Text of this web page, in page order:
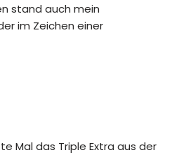
stand auch mein
im Zeichen einer
Mal das Triple Extra aus der